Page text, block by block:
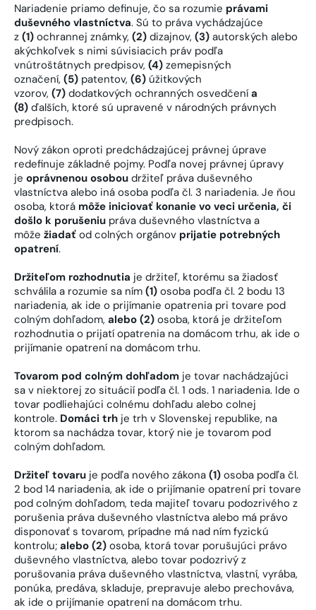
Nariadenie priamo definuje, čo sa rozumie právami
duševného vlastníctva. Sú to práva vychádzajúce
z (1) ochrannej známky, (2) dizajnov, (3) autorských alebo
akýchkoľvek s nimi súvisiacich práv podľa
vnútroštátnych predpisov, (4) zemepisných
označení, (5) patentov, (6) úžitkových
vzorov, (7) dodatkových ochranných osvedčenía
(8) ďalších, ktoré sú upravené v národných právnych
predpisoch.
Nový zákon oproti predchádzajúcej právnej úprave
redefinuje základné pojmy. Podľa novej právnej úpravy
je oprávnenou osobou držiteľ práva duševného
vlastníctva alebo iná osoba podľa čl. 3 nariadenia. Je ňou
osoba, ktorá môže iniciovať konanie vo veci určenia, či
došlo k porušeniu práva duševného vlastníctva a
môže žiadať od colných orgánov prijatie potrebných
opatrení.
Držiteľom rozhodnutia je držiteľ, ktorému sa žiadosť
schválila a rozumie sa ním (1) osoba podľa čl. 2 bodu 13
nariadenia, ak ide o prijímanie opatrenia pri tovare pod
colným dohľadom, alebo (2) osoba, ktorá je držiteľom
rozhodnutia o prijatí opatrenia na domácom trhu, ak ide o
prijímanie opatrení na domácom trhu.
Tovarom pod colným dohľadom je tovar nachádzajúci
sa v niektorej zo situácií podľa čl. 1 ods. 1 nariadenia. Ide o
tovar podliehajúci colnému dohľadu alebo colnej
kontrole. Domáci trh je trh v Slovenskej republike, na
ktorom sa nachádza tovar, ktorý nie je tovarom pod
colným dohľadom.
Držiteľ tovaru je podľa nového zákona (1) osoba podľa čl.
2 bod 14 nariadenia, ak ide o prijímanie opatrení pri tovare
pod colným dohľadom, teda majiteľ tovaru podozrivého z
porušenia práva duševného vlastníctva alebo má právo
disponovať s tovarom, prípadne má nad ním fyzickú
kontrolu; alebo (2) osoba, ktorá tovar porušujúci právo
duševného vlastníctva, alebo tovar podozrivý z
porušovania práva duševného vlastníctva, vlastní, vyrába,
ponúka, predáva, skladuje, prepravuje alebo prechováva,
ak ide o prijímanie opatrení na domácom trhu.